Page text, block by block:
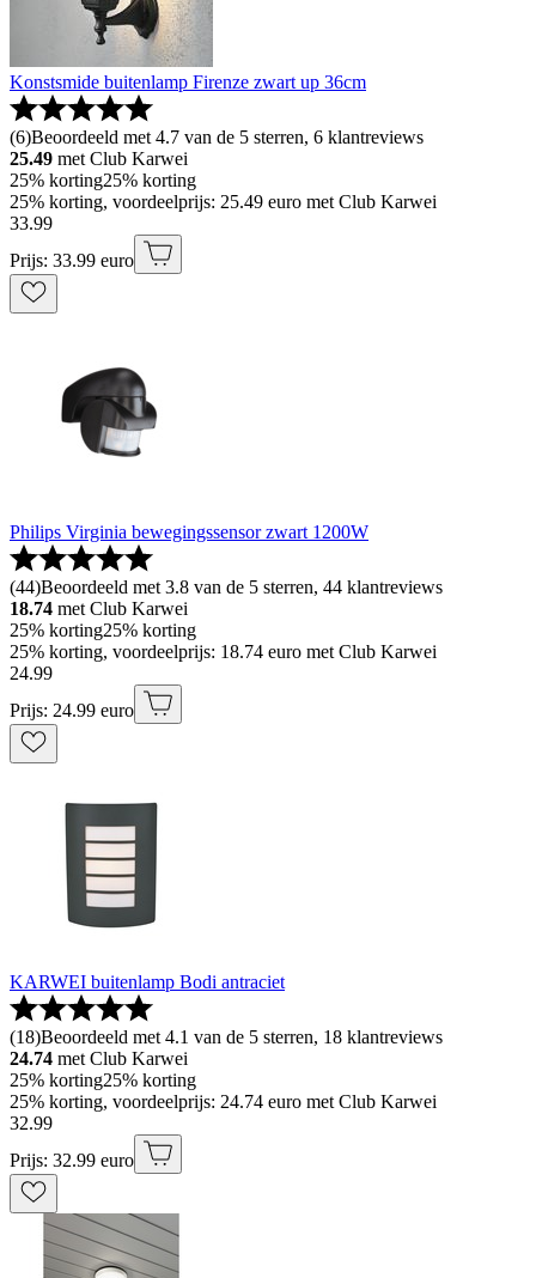
Konstsmide buitenlamp Firenze zwart up 36cm
(6)Beoordeeld met 4.7 van de 5 sterren, 6 klantreviews
25.49 met Club Karwei
25% korting25% korting
25% korting, voordeelprijs: 25.49 euro met Club Karwei
33.99
Prijs: 33.99 euro
Philips Virginia bewegingssensor zwart 1200W
(44)Beoordeeld met 3.8 van de 5 sterren, 44 klantreviews
18.74 met Club Karwei
25% korting25% korting
25% korting, voordeelprijs: 18.74 euro met Club Karwei
24.99
Prijs: 24.99 euro
KARWEI buitenlamp Bodi antraciet
(18)Beoordeeld met 4.1 van de 5 sterren, 18 klantreviews
24.74 met Club Karwei
25% korting25% korting
25% korting, voordeelprijs: 24.74 euro met Club Karwei
32.99
Prijs: 32.99 euro